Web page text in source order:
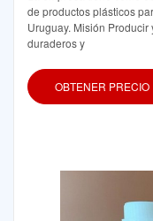
de productos plásticos
Uruguay. Misión
duraderos y
OBTENER PRECIO